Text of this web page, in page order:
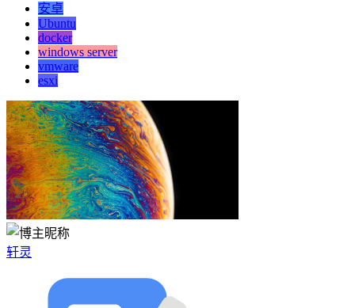
安卓
Ubuntu
docker
windows server
vmware
esxi
轩灵